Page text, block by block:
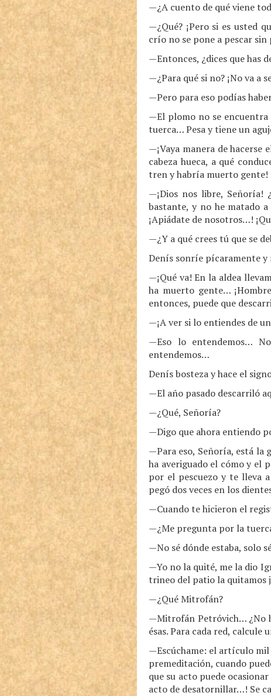
—¿A cuento de qué viene
—¿Qué? ¡Pero si es usted
crío no se pone a pescar
—Entonces, ¿dices que has
—¿Para qué si no? ¡No va a
—Pero para eso podías
—El plomo no se encuentra
tuerca… Pesa y tiene un
—¡Vaya manera de hacerse
cabeza hueca, a qué
tren y habría muerto gente!
—¡Dios nos libre, Señoría!
bastante, y no he matado a
¡Apiádate de nosotros…!
—¿Y a qué crees tú que se
Denís sonríe pícaramente y
—¡Qué va! En la aldea
ha muerto gente…
entonces, puede que
—¡A ver si lo entiendes de
—Eso lo entendemos…
entendemos…
Denís bosteza y hace el
—El año pasado descarriló
—¿Qué, Señoría?
—Digo que ahora entiendo
—Para eso, Señoría, está la
ha averiguado el cómo y el
por el pescuezo y te lleva
pegó dos veces en los
—Cuando te hicieron el
—¿Me pregunta por la
—No sé dónde estaba, solo
—Yo no la quité, me la dio
trineo del patio la quitamos
—¿Qué Mitrofán?
—Mitrofán Petróvich… ¿No
ésas. Para cada red, calcule
—Escúchame: el artículo mil
premeditación, cuando
que su acto puede
acto de desatornillar…! Se